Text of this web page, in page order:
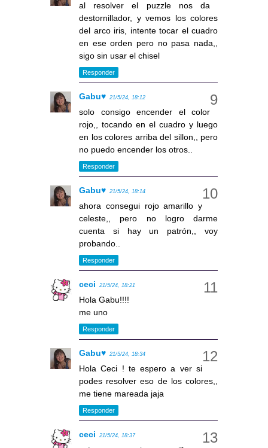
al resolver el puzzle nos da
destornillador, y vemos los colores
del arco iris, intente tocar el cuadro
en ese orden pero no pasa nada,,
sigo sin usar el chisel
Responder
Gabu♥ 21/5/24, 18:12
solo consigo encender el color
rojo,, tocando en el cuadro y luego
en los colores arriba del sillon,, pero
no puedo encender los otros..
Responder
Gabu♥ 21/5/24, 18:14
ahora consegui rojo amarillo y
celeste,, pero no logro darme
cuenta si hay un patrón,, voy
probando..
Responder
ceci 21/5/24, 18:21
Hola Gabu!!!!
me uno
Responder
Gabu♥ 21/5/24, 18:34
Hola Ceci ! te espero a ver si
podes resolver eso de los colores,,
me tiene mareada jaja
Responder
ceci 21/5/24, 18:37